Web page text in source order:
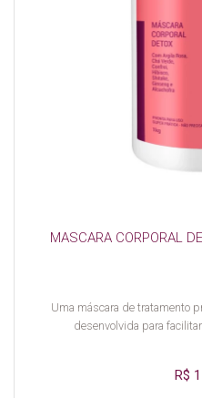
MASCARA CORPORAL
Uma máscara de tratamento
desenvolvida para
R$